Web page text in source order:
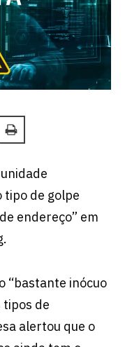
tipo de golpe
endereço” em
.
“bastante inócuo
tipos de
alertou que o